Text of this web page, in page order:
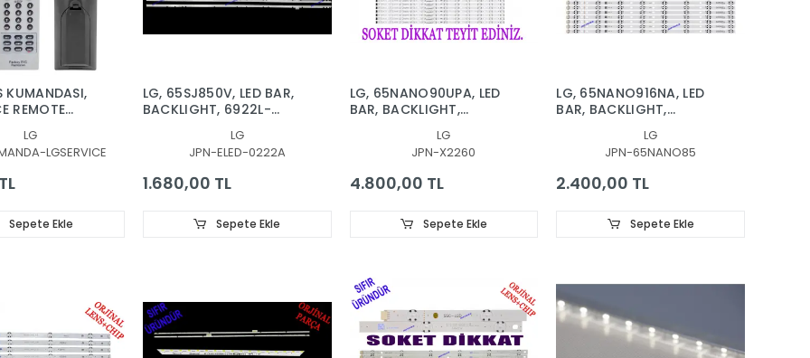
KUMANDASI,
REMOTE
LG
LGSERVICE
Sepete Ekle
LG, 65SJ850V, LED BAR,
BACKLIGHT, 6922L-
6916L2873A, 65'' V17 AS1
2879, 2873
LG
JPN-ELED-0222A
1.680,00 TL
Sepete Ekle
LG, 65NANO90UPA, LED
BAR, BACKLIGHT,
SSC_Y21_SlimDRT_65NANO90
LG
JPN-X2260
4.800,00 TL
Sepete Ekle
LG, 65NANO916NA, LED
BAR, BACKLIGHT,
LG
JPN-65NANO85
2.400,00 TL
Sepete Ekle